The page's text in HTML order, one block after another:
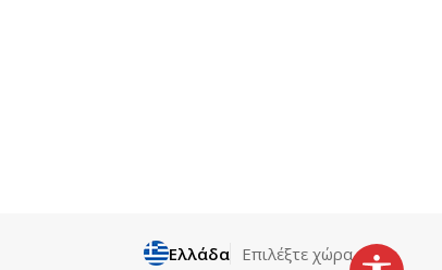
Ελλάδα Επιλέξτε χώρα